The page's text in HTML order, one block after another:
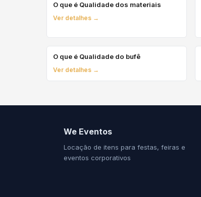
O que é Qualidade dos materiais
Ver detalhes →
O que é Qualidade do bufê
Ver detalhes →
We Eventos
Locação de itens para festas, feiras e
eventos corporativos